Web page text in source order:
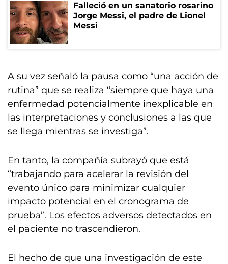
Falleció en un sanatorio rosarino
Jorge Messi, el padre de Lionel
Messi
A su vez señaló la pausa como “una acción de
rutina” que se realiza “siempre que haya una
enfermedad potencialmente inexplicable en
las interpretaciones y conclusiones a las que
se llega mientras se investiga”.
En tanto, la compañía subrayó que está
“trabajando para acelerar la revisión del
evento único para minimizar cualquier
impacto potencial en el cronograma de
prueba”. Los efectos adversos detectados en
el paciente no trascendieron.
El hecho de que una investigación de este